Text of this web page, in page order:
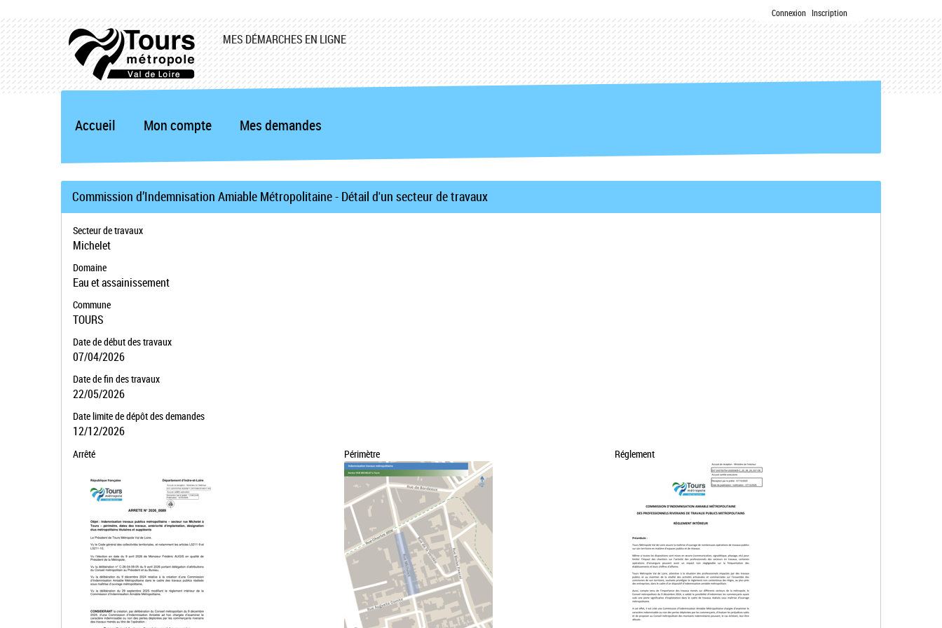
MES DÉMARCHES EN LIGNE
Connexion Inscription
Accueil Mon compte Mes demandes
Commission d’Indemnisation Amiable Métropolitaine - Détail d'un secteur de travaux
Secteur de travaux
Michelet
Domaine
Eau et assainissement
Commune
TOURS
Date de début des travaux
07/04/2026
Date de fin des travaux
22/05/2026
Date limite de dépôt des demandes
12/12/2026
Arrêté Périmètre Réglement